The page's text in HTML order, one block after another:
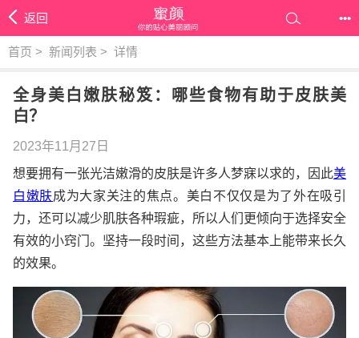
返回 •••
首页 > 新闻列表 > 详情
全身美白嫩肤秘笈：哪些食物有助于皮肤美
白？
2023年11月27日
想要拥有一张光洁嫩滑的皮肤是许多人梦寐以求的，因此美
白嫩肤成为大家关注的焦点。美白不仅仅是为了外在吸引
力，还可以减少肌肤各种瑕疵，所以人们更倾向于选择安全
有效的小窍门。坚持一段时间，这些方法基本上能带来长久
的效果。